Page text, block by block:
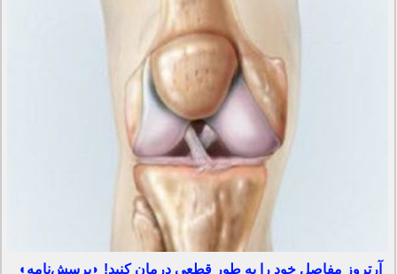
آرتروز مفاصل خود را به طور قطعی درمان کنید! ◗پرسش‌نامه◖